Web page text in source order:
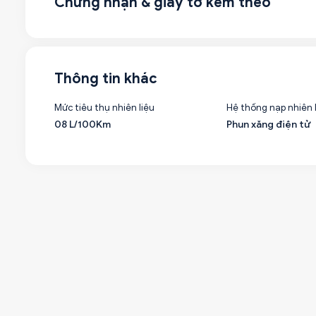
Thông tin khác
Mức tiêu thụ nhiên liệu
08 L/100Km
Hệ thống nạp nhiên
Phun xăng điện tử